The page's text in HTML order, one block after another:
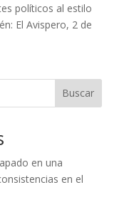
políticos al estilo
El Avispero, 2 de
Buscar
en una
en el